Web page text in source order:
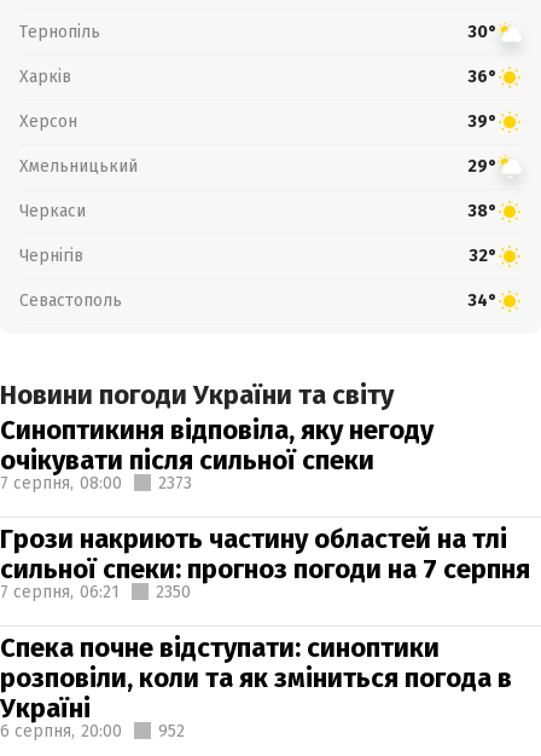
Тернопіль 30°
Харків 36°
Херсон 39°
Хмельницький 29°
Черкаси 38°
Чернігів 32°
Севастополь 34°
Новини погоди України та світу
Синоптикиня відповіла, яку негоду
очікувати після сильної спеки
7 серпня, 08:00 2373
Грози накриють частину областей на тлі
сильної спеки: прогноз погоди на 7 серпня
7 серпня, 06:21 2350
Спека почне відступати: синоптики
розповіли, коли та як зміниться погода в
Україні
6 серпня, 20:00 952